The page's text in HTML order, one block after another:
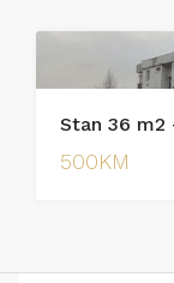
500KM